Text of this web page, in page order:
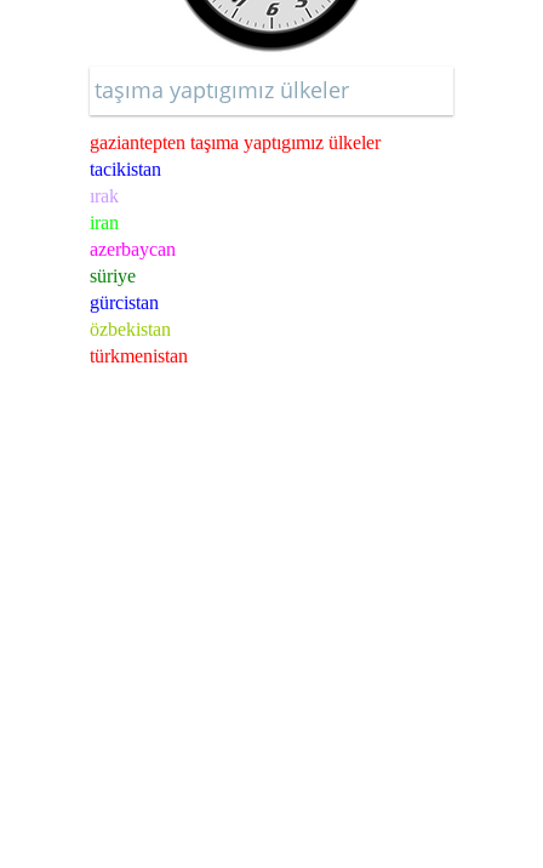
taşıma yaptıgımız ülkeler
gaziantepten taşıma yaptıgımız ülkeler
tacikistan
ırak
iran
azerbaycan
süriye
gürcistan
özbekistan
türkmenistan